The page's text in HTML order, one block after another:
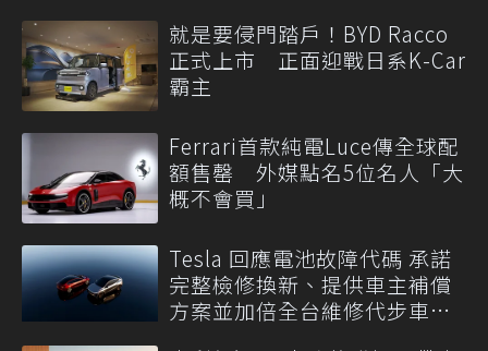
就是要侵門踏戶！BYD Racco
正式上市 正面迎戰日系K-Car
霸主
Ferrari首款純電Luce傳全球配
額售罄 外媒點名5位名人「大
概不會買」
Tesla 回應電池故障代碼 承諾
完整檢修換新、提供車主補償
方案並加倍全台維修代步車數